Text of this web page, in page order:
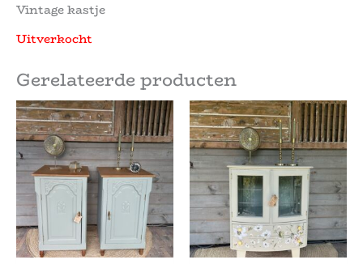
Vintage kastje
Uitverkocht
Gerelateerde producten